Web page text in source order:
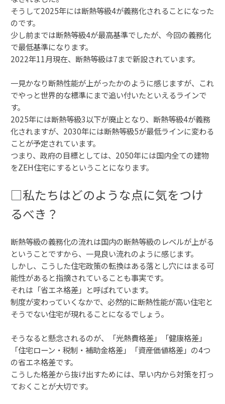
そうして2025年には断熱等級4が義務化されることになった
のです。
少し前までは断熱等級4が最高基準でしたが、今回の義務化
で最低基準になります。
2022年11月現在、断熱等級は7まで新設されています。
一見かなり断熱性能が上がったかのように感じますが、これ
でやっと世界的な標準にまで追い付いたといえるラインで
す。
2025年には断熱等級3以下が廃止となり、断熱等級4が義務
化されますが、2030年には断熱等級5が最低ラインに変わる
ことが予定されています。
つまり、政府の目標としては、2050年には国内全ての建物
をZEH住宅にするということになります。
□私たちはどのような点に気をつけ
るべき？
断熱等級の義務化の流れは国内の断熱等級のレベルが上がる
ということですから、一見良い流れのように感じます。
しかし、こうした住宅政策の転換はある落とし穴にはまる可
能性があると指摘されていることも事実です。
それは「省エネ格差」と呼ばれています。
制度が変わっていくなかで、必然的に断熱性能が高い住宅と
そうでない住宅が現れることになるでしょう。
そうなると懸念されるのが、「光熱費格差」「健康格差」
「住宅ローン・税制・補助金格差」「資産価値格差」の4つ
の省エネ格差です。
こうした格差から抜け出すためには、早い内から対策を打っ
ておくことが大切です。